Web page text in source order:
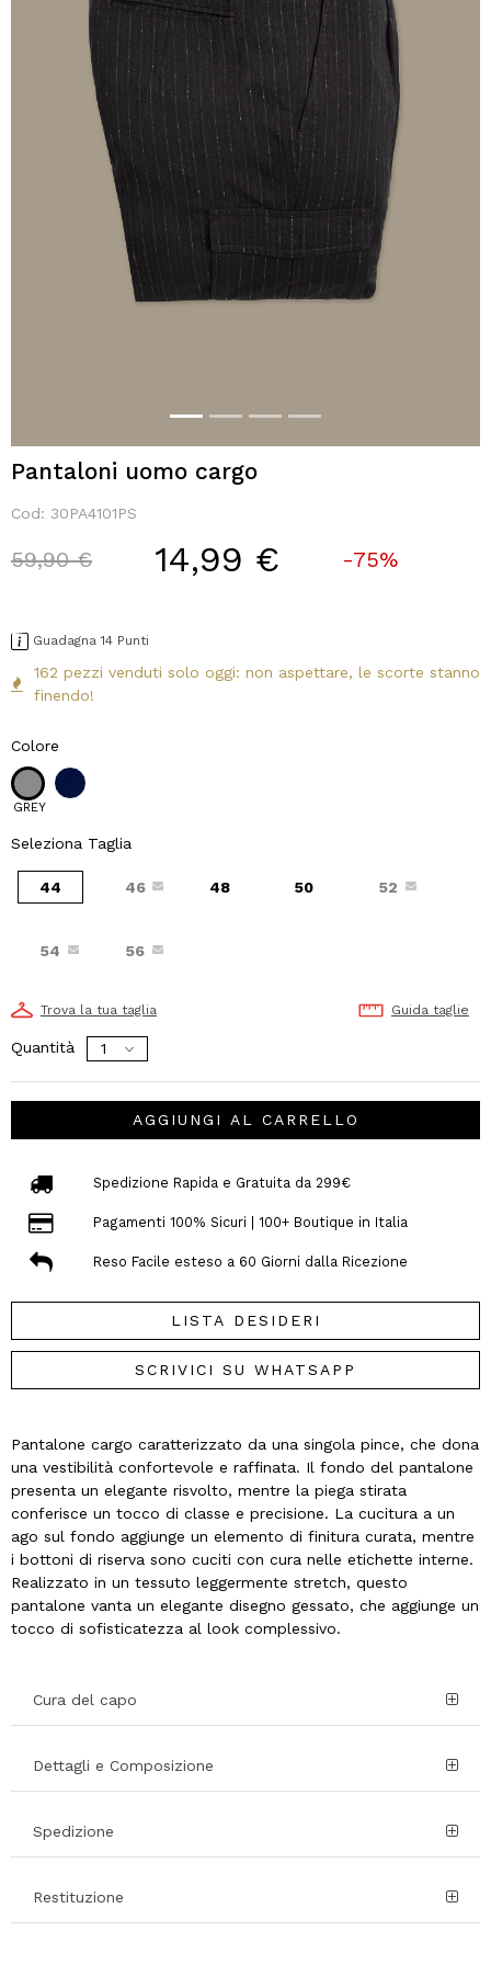
Pantaloni uomo cargo
Cod: 30PA4101PS
Price reduced from
59,90 €to 14,99 € -75%
Guadagna 14 Punti
162 pezzi venduti solo oggi: non aspettare, le scorte stanno
finendo!
Colore
GREY
Seleziona Taglia
44 46 48 50 52
54 56
Trova la tua taglia Guida taglie
Quantità
AGGIUNGI AL CARRELLO
Spedizione Rapida e Gratuita da 299€
Pagamenti 100% Sicuri | 100+ Boutique in Italia
Reso Facile esteso a 60 Giorni dalla Ricezione
LISTA DESIDERI
SCRIVICI SU WHATSAPP
Pantalone cargo caratterizzato da una singola pince, che dona
una vestibilità confortevole e raffinata. Il fondo del pantalone
presenta un elegante risvolto, mentre la piega stirata
conferisce un tocco di classe e precisione. La cucitura a un
ago sul fondo aggiunge un elemento di finitura curata, mentre
i bottoni di riserva sono cuciti con cura nelle etichette interne.
Realizzato in un tessuto leggermente stretch, questo
pantalone vanta un elegante disegno gessato, che aggiunge un
tocco di sofisticatezza al look complessivo.
Cura del capo
Dettagli e Composizione
Spedizione
Restituzione